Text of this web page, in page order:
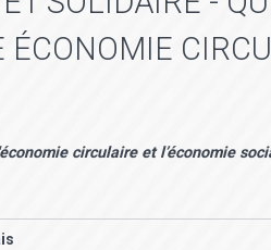
ÉCONOMIE
circulaire et l’économie